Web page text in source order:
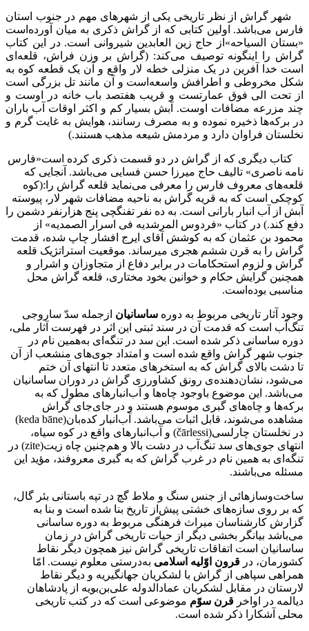
شهر گراش از نظر تاریخی یکی از شهرهای مهم در جنوب استان
فارس می‌باشد. اولین کتابی که از گراش ذکری به میان آورده‌است
«بستان السیاحه»از حاج زین العابدین شیروانی است. در این کتاب
گراش را اینگونه توصیف می‌کند: (گراش بر وزن فراش، قلعه‌ای
است خدا آفرین در یک منزلی خطه لار واقع و آن یک قطعه کوه به
شکل مخروطی و اطرافش واسعه‌است و آن مانند تل بزرگی است
از تحت الی فوق عمارتست و قریب هفتصد باب خانه در اوست و
چند مزرعه مضافات اوست. آبش بسیار کم و اکثر اوقات آب باران
در برکه‌ها ذخیره نموده و به مصرف رسانند، هوایش به غایت گرم و
نخلستان فراوان دارد و مردمش شیعه مذهب هستند.)
کتاب دیگری که از گراش در دو قسمت ذکری کرده است«فارس
نامه ناصری» تالیف حاج میرزا حسن فسایی می‌باشد. آنجایی که
قلعه‌های معروف فارس را معرفی می‌نماید قلعه گراش را:(کوه
کوچکی است که به قریه گراش به ناحیه مضافات شهر لار، پیوسته
آبش از آب انبار بارانی است. به ده نفر تفنگچی پنج هزارنفر دشمن را
دفع کند.) در کتاب «فردوس المرشدیه فی اسرار الصمدیه» از
محمود بن عثمان که به کوشش آقای ایرج افشار چاپ شده، قدمت
گراش را به قرن ششم هجری میرساند. موقعیت استراتژیک قلعه
گراش و لزوم استحکامات در برابر دفاع از متجاوزان و اشرار و
همچنین گرایش حکام و خوانین بخود مختاری، قلعه گراش محل
مناسبی بوده‌است.
وجود آثار تاریخی مربوط به دوره ساسانیان ازجمله سدّ ساروجی
تنگ‌آب است که قدمت آن در سند ثبتی این اثر در فهرست آثار ملی،
دوره ساسانی ذکر شده است. این سد در تنگه‌ای به‌همین نام در
جنوب شهر گراش واقع شده است و امتداد جوی‌های منشعب از آن
تا دشت بالای گراش که به استخرهای متعدد تا انتهای آن ختم
می‌شود، نشان‌دهنده‌ی رونق کشاورزی گراش در دوران ساسانیان
می‌باشد. این موضوع باوجود چاه‌ها و آب‌انبارهای مطول که به
برکه‌ها و چاه‌های گبری موسوم هستند و در جای‌جای گراش
مشاهده می‌شوند، قابل اثبات می‌باشد. آب‌انبار کده‌بان(keda bāne)
در نخلستان چارلسی(čārlessi) و آب‌انبارهای واقع در کوه سیاه،
انتهای جوی‌های سد تنگ‌آب در دشت بالا و هم‌چنین چاه زیت(zite) در
تنگه‌ای به همین نام در غرب گراش که به گبری معروفند، مؤید این
مسئله می‌باشند.
ساخت‌وسازهائی از جنس سنگ و ملاط گچ در تپه باستانی بئر گال،
که بر روی سازه‌های خشتی پیش‌از تاریخ بنا شده است و بنا به
گزارش کارشناسان میراث فرهنگی مربوط به دوره ساسانی
می‌باشد بیانگر بخشی دیگر از حیات تاریخی گراش در زمان
ساسانیان است اتفاقات تاریخی گراش نیز همچون دیگر نقاط
کشورمان، در قرون اوّلیه اسلامی به‌درستی معلوم نیست. امّا
همراهی سپاهی از گراش با لشکریان جهانگیریه و دیگر نقاط
لارستان در مقابل لشکریان عمادالدوله علی‌بن‌بویه از پادشاهان
دیالمه در اواخر قرن سوّم موضوعی است که در کتب تاریخی
محلی آشکارا ذکر شده است.